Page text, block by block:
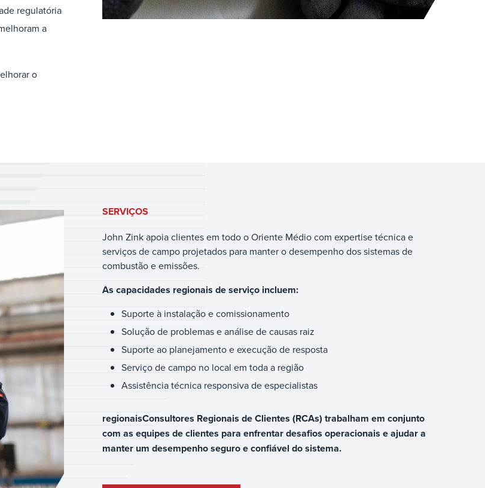
regulatória
a
o
SERVIÇOS
John Zink apoia clientes em todo o Oriente Médio com expertise técnica e
serviços de campo projetados para manter o desempenho dos sistemas de
combustão e emissões.
As capacidades regionais de serviço incluem:
Suporte à instalação e comissionamento
Solução de problemas e análise de causas raiz
Suporte ao planejamento e execução de resposta
Serviço de campo no local em toda a região
Assistência técnica responsiva de especialistas
regionaisConsultores Regionais de Clientes (RCAs) trabalham em conjunto
com as equipes de clientes para enfrentar desafios operacionais e ajudar a
manter um desempenho seguro e confiável do sistema.